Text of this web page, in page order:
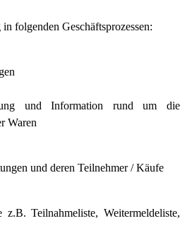
folgenden Geschäftsprozessen:
und Information rund um die
Waren
und deren Teilnehmer / Käufe
Teilnahmeliste, Weitermeldeliste,